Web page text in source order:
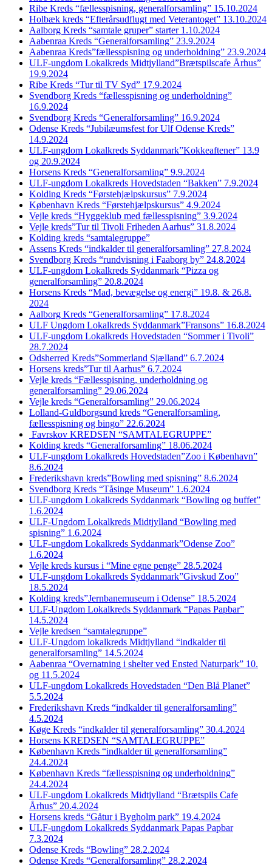
Ribe Kreds “fællesspisning, generalforsamling” 15.10.2024
Holbæk kreds “Efterårsudflugt med Veterantoget” 13.10.2024
Aalborg Kreds “samtale gruper” starter 1.10.2024
Aabenraa Kreds “Generalforsamling” 23.9.2024
Aabenraa Kreds”fællesspisning og underholdning” 23.9.2024
ULF-ungdom Lokalkreds Midtjylland”Brætspilscafe Århus”
19.9.2024
Ribe Kreds “Tur til TV Syd” 17.9.2024
Svendborg Kreds “fællesspisning og underholdning”
16.9.2024
Svendborg Kreds “Generalforsamling” 16.9.2024
Odense Kreds “Jubilæumsfest for Ulf Odense Kreds”
14.9.2024
ULF-ungdom Lokalkreds Syddanmark”Kokkeaftener” 13.9
og 20.9.2024
Horsens Kreds “Generalforsamling” 9.9.2024
ULF-ungdom Lokalkreds Hovedstaden “Bakken” 7.9.2024
Kolding Kreds “Førstehjælpskursus” 7.9.2024
København Kreds “Førstehjælpskursus” 4.9.2024
Vejle kreds “Hyggeklub med fællesspisning” 3.9.2024
Vejle kreds”Tur til Tivoli Friheden Aarhus” 31.8.2024
Kolding kreds “samtalegruppe”
Assens Kreds “indkalder til generalforsamling” 27.8.2024
Svendborg Kreds “rundvisning i Faaborg by” 24.8.2024
ULF-ungdom Lokalkreds Syddanmark “Pizza og
generalforsamling” 20.8.2024
Horsens Kreds “Mad, bevægelse og energi” 19.8. & 26.8.
2024
Aalborg Kreds “Generalforsamling” 17.8.2024
ULF Ungdom Lokalkreds Syddanmark”Fransons” 16.8.2024
ULF-ungdom Lokalkreds Hovedstaden “Sommer i Tivoli”
28.7.2024
Odsherred Kreds”Sommerland Sjælland” 6.7.2024
Horsens kreds”Tur til Aarhus” 6.7.2024
Vejle kreds “Fællesspisning, underholdning og
generalforsamling” 29.06.2024
Vejle kreds “Generalforsamling” 29.06.2024
Lolland-Guldborgsund kreds “Generalforsamling,
fællesspisning og bingo” 22.6.2024
Favrskov KREDSEN “SAMTALEGRUPPE”
Kolding kreds “Generalforsamling” 18.06.2024
ULF-ungdom Lokalkreds Hovedstaden”Zoo i København”
8.6.2024
Frederikshavn kreds”Bowling med spisning” 8.6.2024
Svendborg Kreds “Tåsinge Museum” 1.6.2024
ULF-ungdom Lokalkreds Syddanmark “Bowling og buffet”
1.6.2024
ULF-Ungdom Lokalkreds Midtjylland “Bowling med
spisning” 1.6.2024
ULF-ungdom Lokalkreds Syddanmark”Odense Zoo”
1.6.2024
Vejle kreds kursus i “Mine egne penge” 28.5.2024
ULF-ungdom Lokalkreds Syddanmark”Givskud Zoo”
18.5.2024
Kolding kreds”Jernbanemuseum i Odense” 18.5.2024
ULF-Ungdom Lokalkreds Syddanmark “Papas Papbar”
14.5.2024
Vejle kredsen “samtalegruppe”
ULF-Ungdom lokalkreds Midtjylland “indkalder til
generalforsamling” 14.5.2024
Aabenraa “Overnatning i shelter ved Ensted Naturpark” 10.
og 11.5.2024
ULF-ungdom Lokalkreds Hovedstaden “Den Blå Planet”
5.5.2024
Frederikshavn Kreds “indkalder til generalforsamling”
4.5.2024
Køge Kreds “indkalder til generalforsamling” 30.4.2024
Horsens KREDSEN “SAMTALEGRUPPE”
København Kreds “indkalder til generalforsamling”
24.4.2024
København Kreds “fællesspisning og underholdning”
24.4.2024
ULF-ungdom Lokalkreds Midtjylland “Brætspils Cafe
Århus” 20.4.2024
Horsens kreds “Gåtur i Bygholm park” 19.4.2024
ULF-ungdom Lokalkreds Syddanmark Papas Papbar
7.3.2024
Odense Kreds “Bowling” 28.2.2024
Odense Kreds “Generalforsamling” 28.2.2024